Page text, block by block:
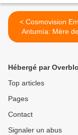
< Cosmovision Emberá -
Antumía: Mère
Hébergé par
Top articles
Pages
Contact
Signaler un abus